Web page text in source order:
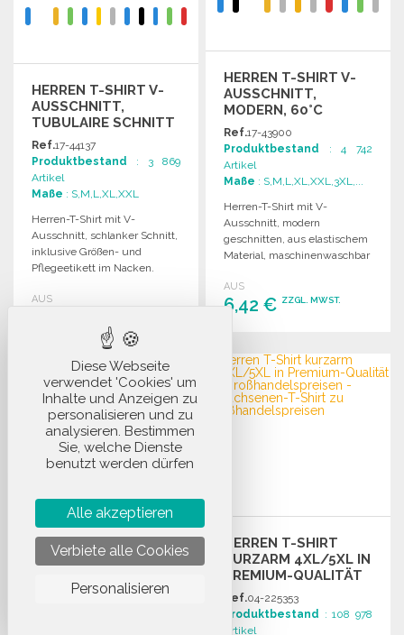
HERREN T-SHIRT V-
AUSSCHNITT,
TUBULAIRE SCHNITT
ZU
GROSSHANDELSPREISEN
Ref.17-44137
Produktbestand : 3 869
Artikel
Maße : S,M,L,XL,XXL
Herren-T-Shirt mit V-
Ausschnitt, schlanker Schnitt,
inklusive Größen- und
Pflegeetikett im Nacken.
AUS
BESTELLEN
Angebot anfordern
HERREN T-SHIRT V-
AUSSCHNITT,
MODERN, 60°C
WASCHBAR
Ref.17-43900
Produktbestand : 4 742
Artikel
Maße : S,M,L,XL,XXL,3XL,...
Herren-T-Shirt mit V-
Ausschnitt, modern
geschnitten, aus elastischem
Material, maschinenwaschbar
AUS
6,42 € ZZGL. MWST.
Angebot anfordern
T-SHIRT KURZARM,
RUNDHALS, GRAU
MELIERT, 150 G/M²
Ref.37-47838
Produktbestand: 22 000
HERREN T-SHIRT
KURZARM 4XL/5XL IN
PREMIUM-QUALITÄT
Ref.04-225353
Produktbestand : 108 978
Artikel
Diese Webseite
verwendet 'Cookies' um
Inhalte und Anzeigen zu
personalisieren und zu
analysieren. Bestimmen
Sie, welche Dienste
benutzt werden dürfen
Alle akzeptieren
Verbiete alle Cookies
Personalisieren